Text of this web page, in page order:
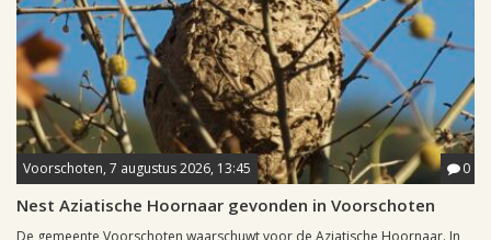
Voorschoten, 7 augustus 2026, 13:45 0
Nest Aziatische Hoornaar gevonden in Voorschoten